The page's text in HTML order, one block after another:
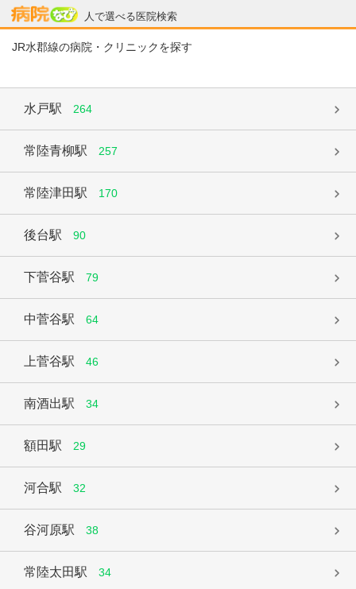
人で選べる医院検索
病院なび
JR水郡線の病院・クリニックを探す
水戸駅 264
常陸青柳駅 257
常陸津田駅 170
後台駅 90
下菅谷駅 79
中菅谷駅 64
上菅谷駅 46
南酒出駅 34
額田駅 29
河合駅 32
谷河原駅 38
常陸太田駅 34